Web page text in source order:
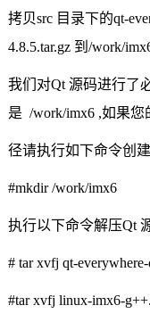
拷贝src 目录下的qt-
4.8.5.tar.gz 到 /work/
我们对Qt 源码进行了
是 /work/imx6 ,如果您
径请执行如下命令创建
#mkdir /work/imx6
执行以下命令解压Qt
# tar xvfj qt-everywhere-
#tar xvfj linux-imx6-